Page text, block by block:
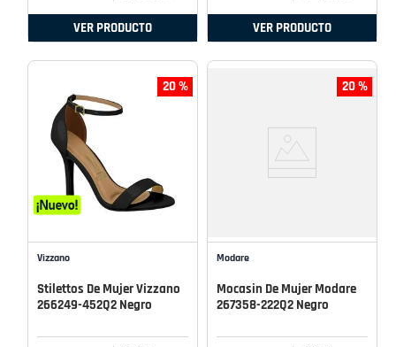
VER PRODUCTO VER PRODUCTO
20 %
Vizzano
Stilettos De Mujer Vizzano
266249-452Q2 Negro
20 %
Modare
Mocasin De Mujer Modare
267358-222Q2 Negro